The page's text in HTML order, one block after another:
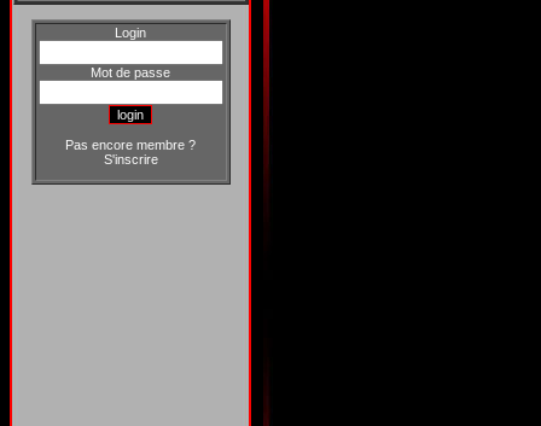
Login
Mot de passe
Pas encore membre ?
S'inscrire